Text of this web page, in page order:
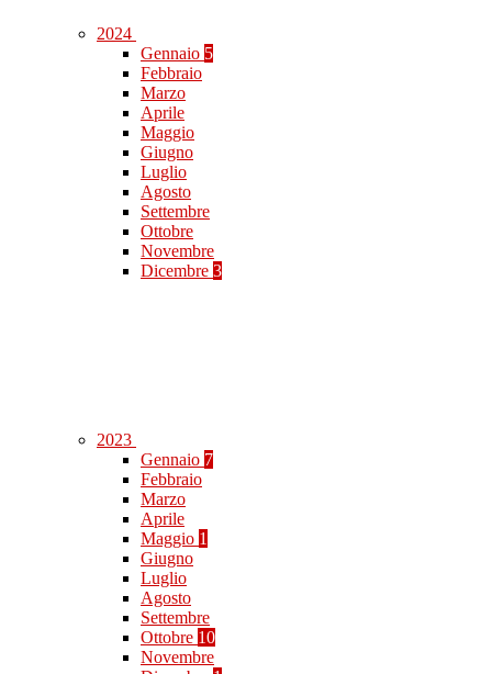
2024
Gennaio 5
Febbraio
Marzo
Aprile
Maggio
Giugno
Luglio
Agosto
Settembre
Ottobre
Novembre
Dicembre 3
2023
Gennaio 7
Febbraio
Marzo
Aprile
Maggio 1
Giugno
Luglio
Agosto
Settembre
Ottobre 10
Novembre